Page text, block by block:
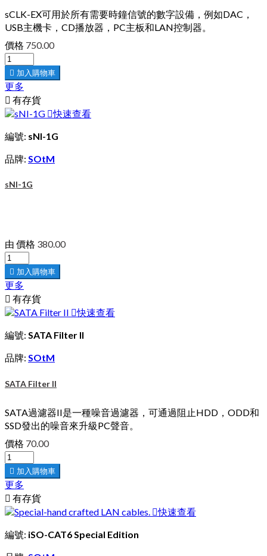
sCLK-EX可用於所有需要時鐘信號的數字設備，例如DAC，
USB主機卡，CD播放器，PC主板和LAN控制器。
價格 750.00
 加入購物車
更多
 有存貨
快速查看
編號: sNI-1G
品牌: SOtM
sNI-1G
由 價格 380.00
 加入購物車
更多
 有存貨
快速查看
編號: SATA Filter II
品牌: SOtM
SATA Filter II
SATA過濾器II是一種噪音過濾器，可通過阻止HDD，ODD和
SSD發出的噪音來升級PC聲音。
價格 70.00
 加入購物車
更多
 有存貨
快速查看
編號: iSO-CAT6 Special Edition